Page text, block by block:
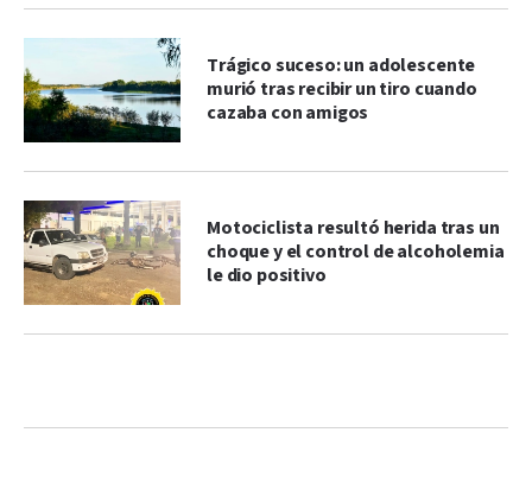
Trágico suceso: un adolescente
murió tras recibir un tiro cuando
cazaba con amigos
Motociclista resultó herida tras un
choque y el control de alcoholemia
le dio positivo